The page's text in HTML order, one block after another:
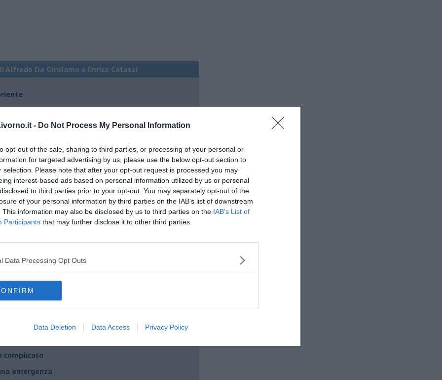
- Do Not Process My Personal Information
opt-out of the sale, sharing to third parties, or processing of your personal or
for targeted advertising by us, please use the below opt-out section to
selection. Please note that after your opt-out request is processed you may
interest-based ads based on personal information utilized by us or personal
to third parties prior to your opt-out. You may separately opt-out of the
of your personal information by third parties on the IAB’s list of downstream
This information may also be disclosed by us to third parties on the IAB’s List of
Participants that may further disclose it to other third parties.
Data Processing Opt Outs
Data Deletion Data Access Privacy Policy
Alfredo De Girolamo e Enrico Catassi
il 7 ottobre 2023
l'Italia
spesa
e la Brexit
futuro di Erdoğan
israeliana
complicato
emergenza